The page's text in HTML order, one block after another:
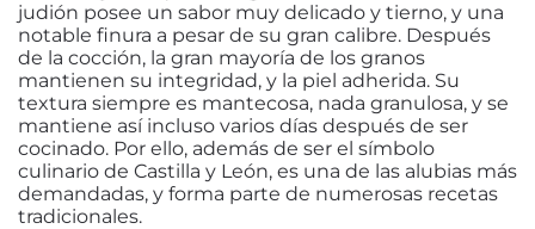
judión posee un sabor muy delicado y tierno, y una
notable finura a pesar de su gran calibre. Después
de la cocción, la gran mayoría de los granos
mantienen su integridad, y la piel adherida. Su
textura siempre es mantecosa, nada granulosa, y se
mantiene así incluso varios días después de ser
cocinado. Por ello, además de ser el símbolo
culinario de Castilla y León, es una de las alubias más
demandadas, y forma parte de numerosas recetas
tradicionales.